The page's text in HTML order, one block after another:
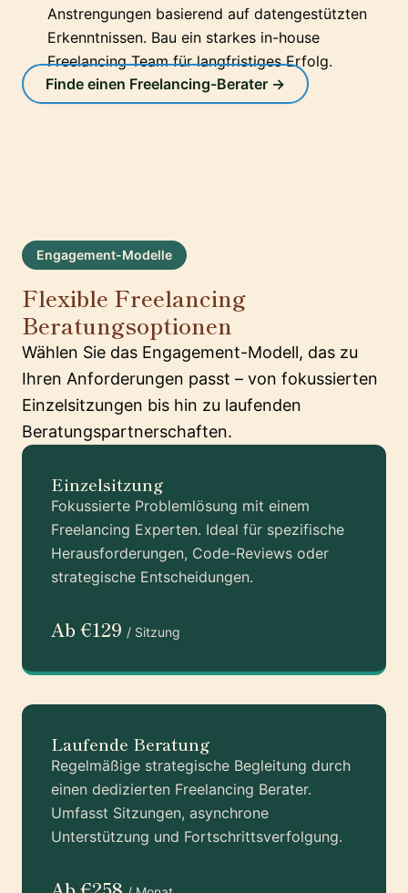
Anstrengungen basierend auf datengestützten
Erkenntnissen. Bau ein starkes in-house
Freelancing Team für langfristiges Erfolg.
Finde einen Freelancing-Berater →
Engagement-Modelle
Flexible Freelancing
Beratungsoptionen
Wählen Sie das Engagement-Modell, das zu
Ihren Anforderungen passt – von fokussierten
Einzelsitzungen bis hin zu laufenden
Beratungspartnerschaften.
Einzelsitzung
Fokussierte Problemlösung mit einem
Freelancing Experten. Ideal für spezifische
Herausforderungen, Code-Reviews oder
strategische Entscheidungen.
Ab €129 / Sitzung
Laufende Beratung
Regelmäßige strategische Begleitung durch
einen dedizierten Freelancing Berater.
Umfasst Sitzungen, asynchrone
Unterstützung und Fortschrittsverfolgung.